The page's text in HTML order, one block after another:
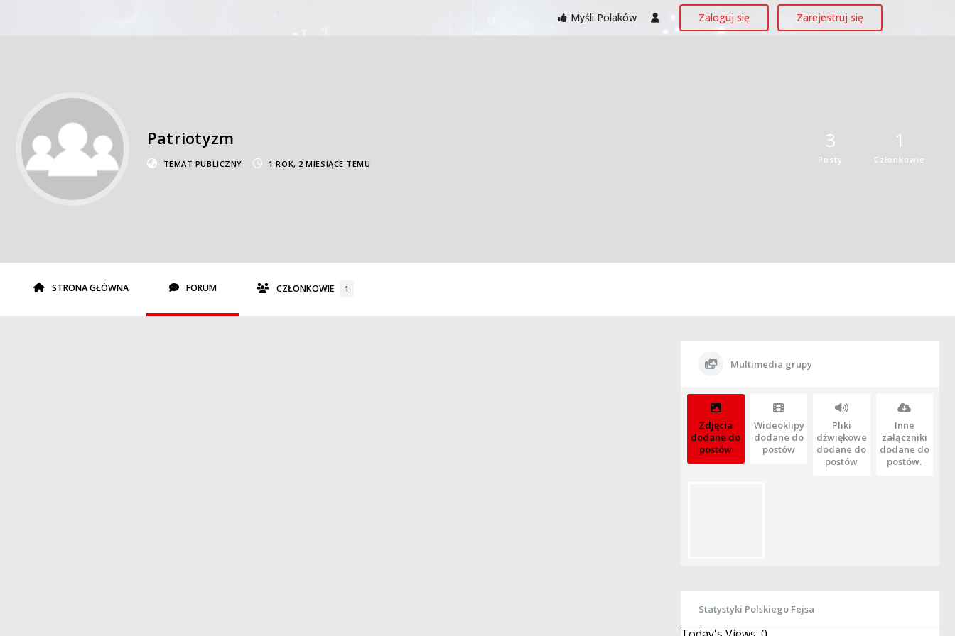
Myśli Polaków Zaloguj się Zarejestruj się
Patriotyzm
TEMAT PUBLICZNY 1 ROK, 2 MIESIĄCE TEMU
3
Posty
1
Członkowie
STRONA GŁÓWNA FORUM CZŁONKOWIE 1
Multimedia grupy
Zdjęcia
dodane do
postów
Wideoklipy
dodane do
postów
Pliki
dźwiękowe
dodane do
postów
Inne
załączniki
dodane do
postów.
Statystyki Polskiego Fejsa